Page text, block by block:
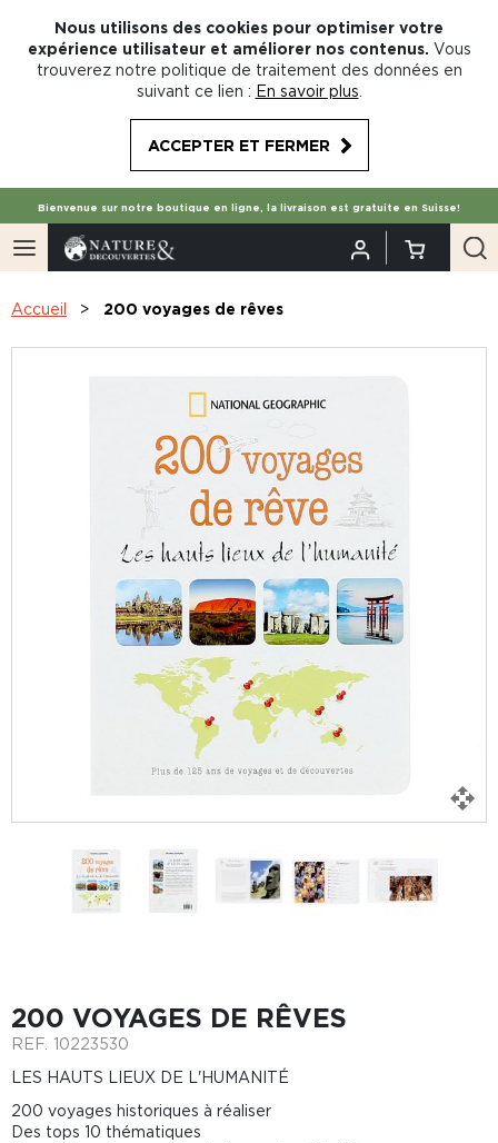
Nous utilisons des cookies pour optimiser votre
expérience utilisateur et améliorer nos contenus. Vous
trouverez notre politique de traitement des données en
suivant ce lien : En savoir plus
ACCEPTER ET FERMER
Bienvenue sur notre boutique en ligne, la livraison est gratuite en Suisse!
Accueil 200 voyages de rêves
200 VOYAGES DE RÊVES
REF. 10223530
LES HAUTS LIEUX DE L'HUMANITÉ
200 voyages historiques à réaliser
Des tops 10 thématiques